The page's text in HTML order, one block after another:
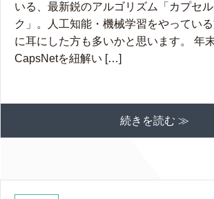
いる、最新鋭のアルゴリズム「カプセ
ク」。人工知能・機械学習をやってい
に耳にした方も多いかと思います。 年
CapsNetを紐解い […]
続きを読む ≫